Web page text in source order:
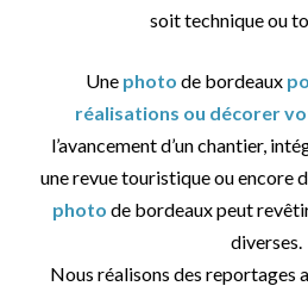
soit technique ou
Une photo de bordeaux
réalisations ou décorer
l’avancement d’un chantier,
une revue touristique ou encore
photo de bordeaux peut
diverses.
Nous réalisons des reportages